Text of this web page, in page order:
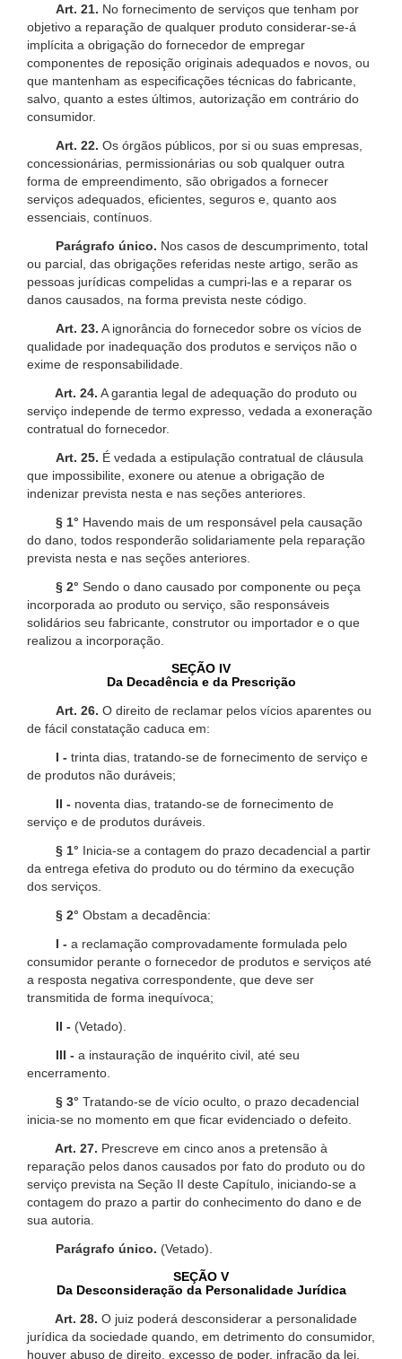
Art. 21. No fornecimento de serviços que tenham por
objetivo a reparação de qualquer produto considerar-se-á
implícita a obrigação do fornecedor de empregar
componentes de reposição originais adequados e novos, ou
que mantenham as especificações técnicas do fabricante,
salvo, quanto a estes últimos, autorização em contrário do
consumidor.
Art. 22. Os órgãos públicos, por si ou suas empresas,
concessionárias, permissionárias ou sob qualquer outra
forma de empreendimento, são obrigados a fornecer
serviços adequados, eficientes, seguros e, quanto aos
essenciais, contínuos.
Parágrafo único. Nos casos de descumprimento, total
ou parcial, das obrigações referidas neste artigo, serão as
pessoas jurídicas compelidas a cumpri-las e a reparar os
danos causados, na forma prevista neste código.
Art. 23. A ignorância do fornecedor sobre os vícios de
qualidade por inadequação dos produtos e serviços não o
exime de responsabilidade.
Art. 24. A garantia legal de adequação do produto ou
serviço independe de termo expresso, vedada a exoneração
contratual do fornecedor.
Art. 25. É vedada a estipulação contratual de cláusula
que impossibilite, exonere ou atenue a obrigação de
indenizar prevista nesta e nas seções anteriores.
§ 1° Havendo mais de um responsável pela causação
do dano, todos responderão solidariamente pela reparação
prevista nesta e nas seções anteriores.
§ 2° Sendo o dano causado por componente ou peça
incorporada ao produto ou serviço, são responsáveis
solidários seu fabricante, construtor ou importador e o que
realizou a incorporação.
SEÇÃO IV
Da Decadência e da Prescrição
Art. 26. O direito de reclamar pelos vícios aparentes ou
de fácil constatação caduca em:
I - trinta dias, tratando-se de fornecimento de serviço e
de produtos não duráveis;
II - noventa dias, tratando-se de fornecimento de
serviço e de produtos duráveis.
§ 1° Inicia-se a contagem do prazo decadencial a partir
da entrega efetiva do produto ou do término da execução
dos serviços.
§ 2° Obstam a decadência:
I - a reclamação comprovadamente formulada pelo
consumidor perante o fornecedor de produtos e serviços até
a resposta negativa correspondente, que deve ser
transmitida de forma inequívoca;
II - (Vetado).
III - a instauração de inquérito civil, até seu
encerramento.
§ 3° Tratando-se de vício oculto, o prazo decadencial
inicia-se no momento em que ficar evidenciado o defeito.
Art. 27. Prescreve em cinco anos a pretensão à
reparação pelos danos causados por fato do produto ou do
serviço prevista na Seção II deste Capítulo, iniciando-se a
contagem do prazo a partir do conhecimento do dano e de
sua autoria.
Parágrafo único. (Vetado).
SEÇÃO V
Da Desconsideração da Personalidade Jurídica
Art. 28. O juiz poderá desconsiderar a personalidade
jurídica da sociedade quando, em detrimento do consumidor,
houver abuso de direito, excesso de poder, infração da lei,